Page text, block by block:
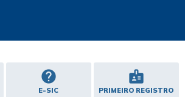
help
E-SIC
badge
PRIMEIRO REGISTRO